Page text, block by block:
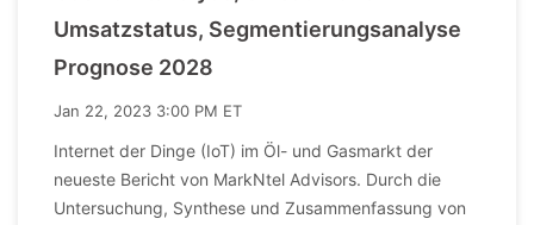
Umsatzstatus, Segmentierungsanalyse
Prognose 2028
Jan 22, 2023 3:00 PM ET
Internet der Dinge (IoT) im Öl- und Gasmarkt der
neueste Bericht von MarkNtel Advisors. Durch die
Untersuchung, Synthese und Zusammenfassung von